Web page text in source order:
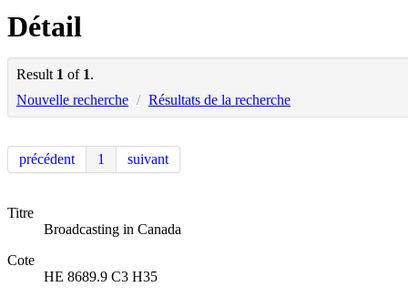
Détail
Result 1 of 1.
Nouvelle recherche / Résultats de la recherche
précédent 1 suivant
Titre
Broadcasting in Canada
Cote
HE 8689.9 C3 H35